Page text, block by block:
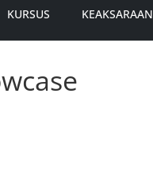
KURSUS KEAKSARAAN